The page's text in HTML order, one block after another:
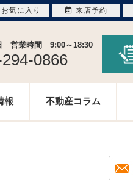
営業時間 9:00～18:30
0866
報 不動産コラム
お気に入り 来店予約